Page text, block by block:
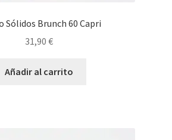
Sólidos Brunch 60 Capri
31,90 €
Añadir al carrito